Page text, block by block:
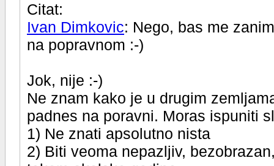
Citat:
Ivan Dimkovic: Nego, bas me
na popravnom :-)
Jok, nije :-)
Ne znam kako je u drugim
padnes na poravni. Moras ispuniti
1) Ne znati apsolutno nista
2) Biti veoma nepazljiv,